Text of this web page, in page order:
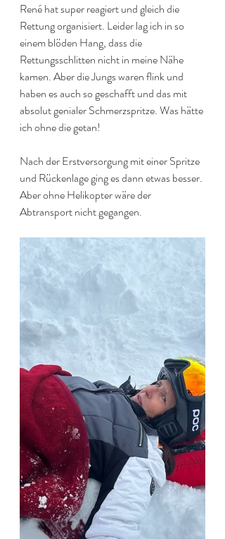
René hat super reagiert und gleich die
Rettung organisiert. Leider lag ich in so
einem blöden Hang, dass die
Rettungsschlitten nicht in meine Nähe
kamen. Aber die Jungs waren flink und
haben es auch so geschafft und das mit
absolut genialer Schmerzspritze. Was hätte
ich ohne die getan!
Nach der Erstversorgung mit einer Spritze
und Rückenlage ging es dann etwas besser.
Aber ohne Helikopter wäre der
Abtransport nicht gegangen.